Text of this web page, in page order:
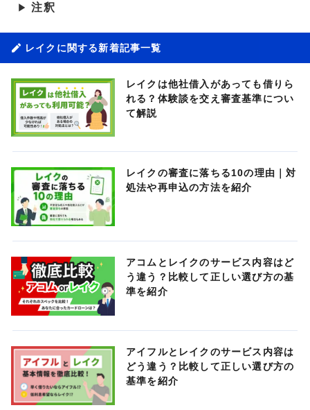
▶ 注釈
レイクに関する新着記事一覧
レイクは他社借入があっても借りら
れる？体験談を交え審査基準につい
て解説
レイクの審査に落ちる10の理由｜対
処法や再申込の方法を紹介
アコムとレイクのサービス内容はど
う違う？比較して正しい選び方の基
準を紹介
アイフルとレイクのサービス内容は
どう違う？比較して正しい選び方の
基準を紹介